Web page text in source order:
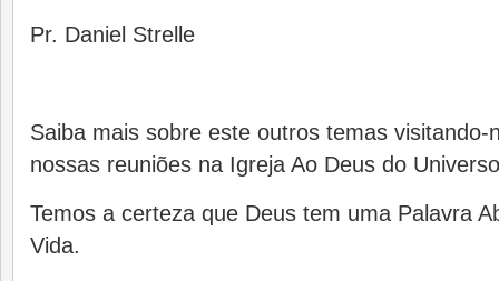
Pr. Daniel Strelle
Saiba mais sobre este outros temas visitando-
nossas reuniões na Igreja Ao Deus do
Temos a certeza que Deus tem uma Palavra
Vida.